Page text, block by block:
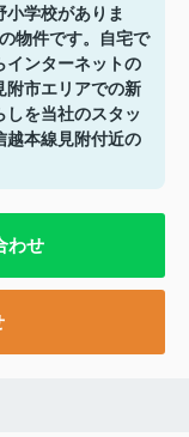
小学校がありま
物件です。自宅で
インターネットの
附市エリアでの新
しを当社のスタッ
越本線見附付近の
わせ